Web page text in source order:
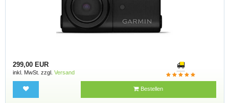
299,00 EUR
inkl. MwSt. zzgl. Versand
Bestellen